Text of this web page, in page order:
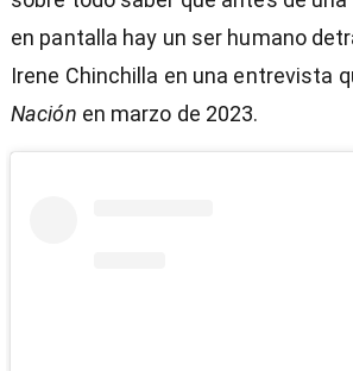
en pantalla hay un ser humano
Irene Chinchilla en una entrevista
Nación en marzo de 2023.